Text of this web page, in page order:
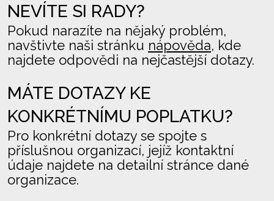
NEVÍTE SI RADY?
Pokud narazíte na nějaký problém,
navštivte naši stránku nápověda, kde
najdete odpovědi na nejčastější dotazy.
MÁTE DOTAZY KE
KONKRÉTNÍMU POPLATKU?
Pro konkrétní dotazy se spojte s
příslušnou organizací, jejíž kontaktní
údaje najdete na detailní stránce dané
organizace.